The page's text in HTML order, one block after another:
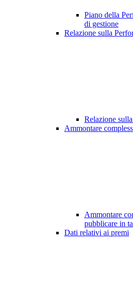
Piano della
di gestione
Relazione sulla
Relazione
Ammontare
Ammontare
pubblicare in
Dati relativi ai premi